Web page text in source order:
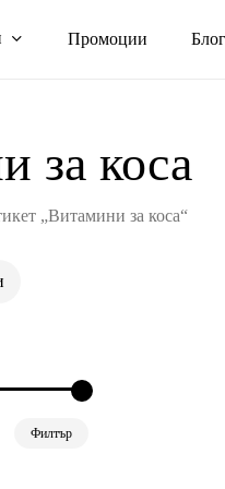
Промоции Блог
за коса
„Витамини за коса“
Филтър